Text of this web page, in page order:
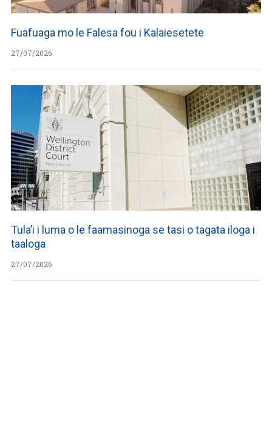
Fuafuaga mo le Falesa fou i Kalaiesetete
27/07/2026
Tula’i i luma o le faamasinoga se tasi o tagata iloga i
taaloga
27/07/2026